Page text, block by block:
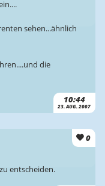
10:44
23. AUG. 2007
sehen...ähnlich
die
0
entscheiden.